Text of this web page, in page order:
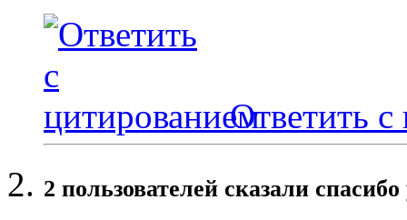
Ответить с
2 пользователей сказали